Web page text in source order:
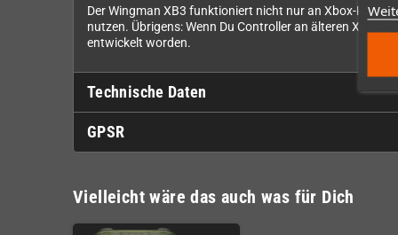
Der Wingman XB3 funktioniert nicht nur an Xbox-
nutzen. Übrigens: Wenn Du Controller an älteren Xbox-
entwickelt worden.
Technische Daten
GPSR
Vielleicht wäre das auch was für Dich